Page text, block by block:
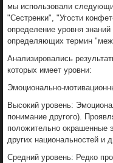
мы использовали
"Сестренки", "Угости
определение уровня
определяющих термин
Анализировались
которых имеет уровни:
Эмоционально-
Высокий уровень:
понимание другого).
положительно окрашенные
других национальностей и
Средний уровень: Редко